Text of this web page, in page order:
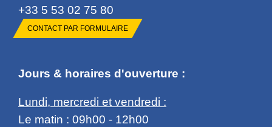
+33 5 53 02 75 80
CONTACT PAR FORMULAIRE
Jours & horaires d'ouverture :
Lundi, mercredi et vendredi :
Le matin : 09h00 - 12h00